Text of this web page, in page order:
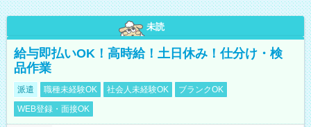
未読
給与即払いOK！高時給！土日休み！仕分け・検
品作業
派遣 職種未経験OK 社会人未経験OK
ブランクOK
WEB登録・面接OK